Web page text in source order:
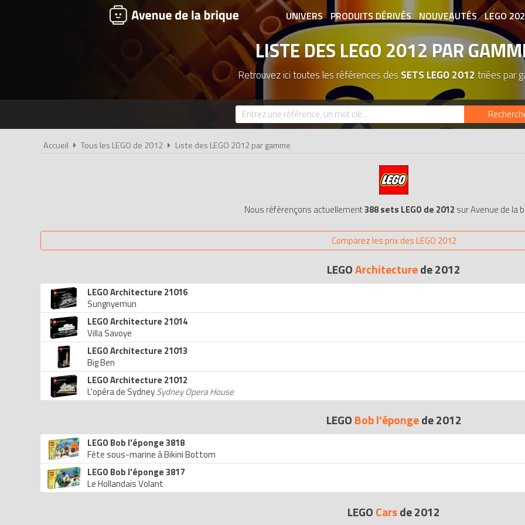
UNIVERS PRODUITS DÉRIVÉS NOUVEAUTÉS LEGO
ASSOCIATIONS DE FANS
LISTE DES LEGO 2012 PAR
Retrouvez ici toutes les références des SETS LEGO 2012 triées par
Accueil Tous les LEGO de 2012 Liste des LEGO 2012 par gamme
Nous référençons actuellement388 sets LEGO de 2012 sur Avenue de la
Comparez les prix des LEGO 2012
LEGOArchitecturede 2012
LEGO Architecture 21016
Sungnyemun
LEGO Architecture 21014
Villa Savoye
LEGO Architecture 21013
Big Ben
LEGO Architecture 21012
L'opéra de SydneySydney Opera House
LEGO Bob l'épongede 2012
LEGO Bob l'éponge 3818
Fête sous-marine à Bikini Bottom
LEGO Bob l'éponge 3817
Le Hollandais Volant
LEGO Carsde 2012